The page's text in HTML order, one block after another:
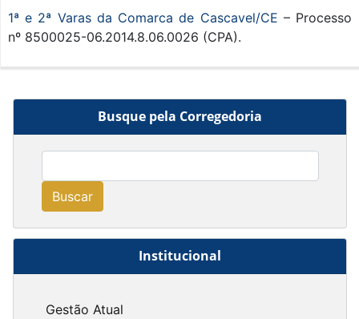
Busque pela Corregedoria
Buscar
Institucional
Gestão Atual
1ª e 2ª Varas da Comarca de Cascavel/CE – Processo
nº 8500025-06.2014.8.06.0026 (CPA).